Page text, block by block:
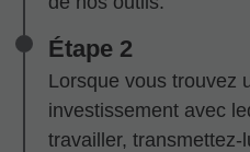
Étape 2
Lorsque vous trouvez
investissement avec
travailler,